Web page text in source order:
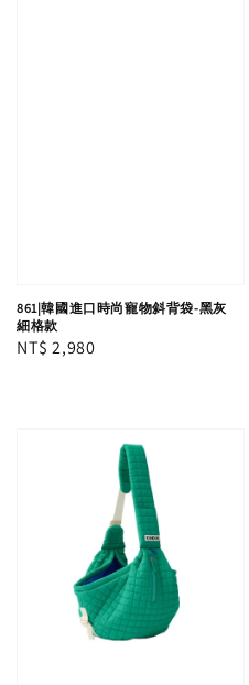
861|韓國進口時尚寵物斜背袋-黑灰
細格款
Regular
NT$ 2,980